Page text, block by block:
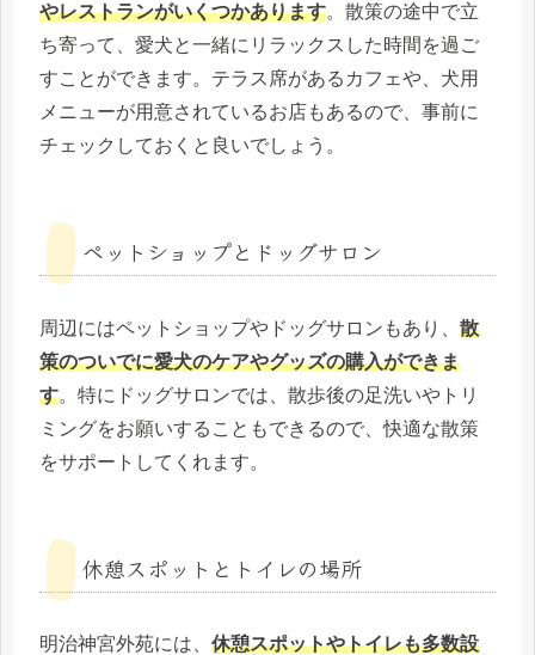
やレストランがいくつかあります。散策の途中で立
ち寄って、愛犬と一緒にリラックスした時間を過ご
すことができます。テラス席があるカフェや、犬用
メニューが用意されているお店もあるので、事前に
チェックしておくと良いでしょう。
ペットショップとドッグサロン
周辺にはペットショップやドッグサロンもあり、 散
策のついでに愛犬のケアやグッズの購入ができま
す。特にドッグサロンでは、散歩後の足洗いやトリ
ミングをお願いすることもできるので、快適な散策
をサポートしてくれます。
休憩スポットとトイレの場所
明治神宮外苑には、 休憩スポットやトイレも多数設